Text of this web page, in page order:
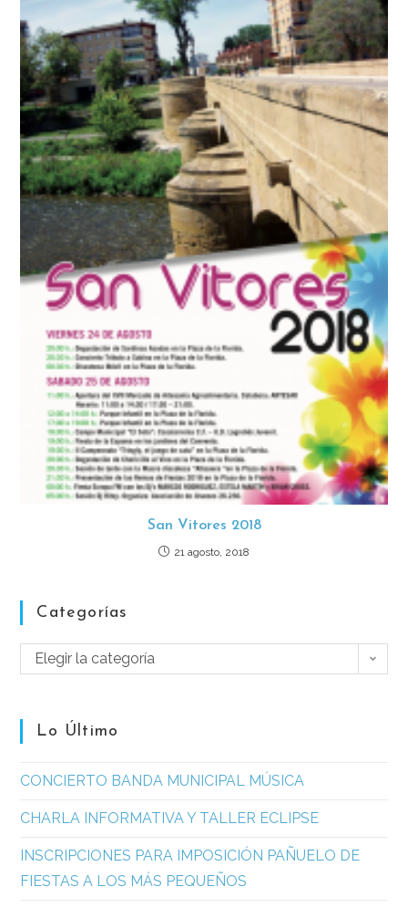
San Vitores 2018
21 agosto, 2018
Categorías
Elegir la categoría
Lo Último
CONCIERTO BANDA MUNICIPAL MÚSICA
CHARLA INFORMATIVA Y TALLER ECLIPSE
INSCRIPCIONES PARA IMPOSICIÓN PAÑUELO DE
FIESTAS A LOS MÁS PEQUEÑOS